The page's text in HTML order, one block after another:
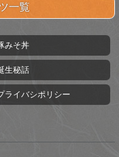
一覧
みそ丼
生秘話
ライバシポリシー